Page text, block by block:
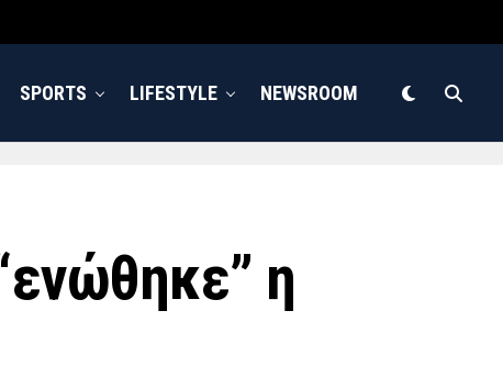
SPORTS LIFESTYLE NEWSROOM
η